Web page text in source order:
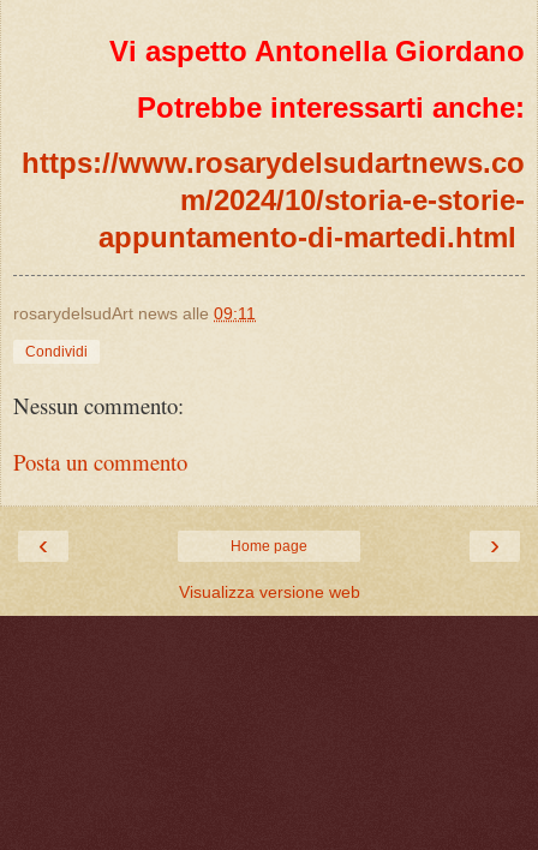
Vi aspetto Antonella Giordano
Potrebbe interessarti anche:
https://www.rosarydelsudartnews.co
m/2024/10/storia-e-storie-
appuntamento-di-martedi.html
rosarydelsudArt news alle 09:11
Condividi
Nessun commento:
Posta un commento
‹ ›
Home page
Visualizza versione web